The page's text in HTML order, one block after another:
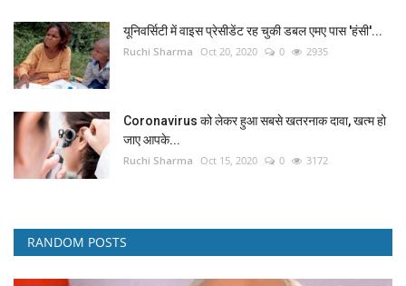
यूनिवर्सिटी में वाइस प्रेसीडेंट रह चुकी डबल एमए पास 'हंसी'...
Ruchi Sharma Oct 20, 2020 0 2935
Coronavirus को लेकर हुआ सबसे खतरनाक दावा, खत्म हो
जाए आपके...
Ruchi Sharma Oct 15, 2020 0 3172
RANDOM POSTS